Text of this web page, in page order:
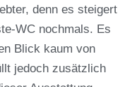
denn es steigert
WC nochmals. Es
Blick kaum von
jedoch zusätzlich